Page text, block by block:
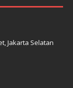
Jakarta Selatan